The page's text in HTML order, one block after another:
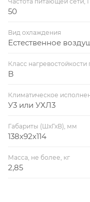
50
Вид охлаждения
Естественное
Класс
B
Климатическое
У3 или УХЛ3
Габариты (ШхГхВ), мм
138х92х114
Масса, не более, кг
2,85